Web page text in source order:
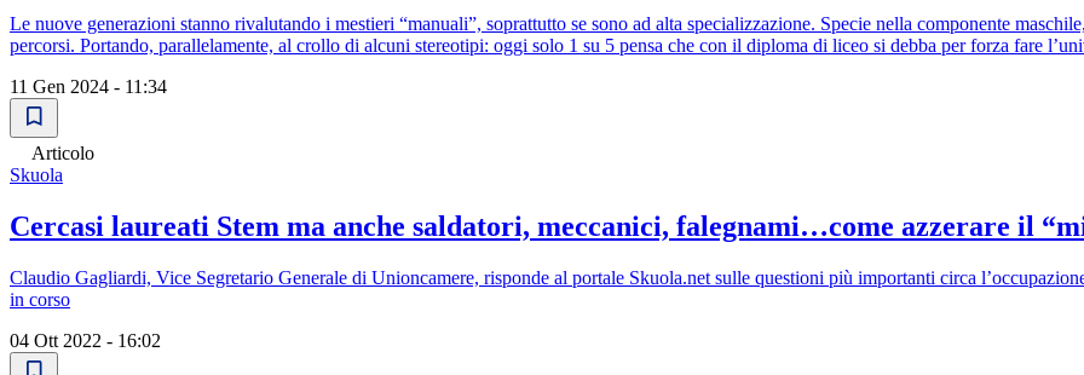
Le nuove generazioni stanno rivalutando i mestieri “manuali”, soprattutto se sono ad alta specializzazione. Specie nella componente
percorsi. Portando, parallelamente, al crollo di alcuni stereotipi: oggi solo 1 su 5 pensa che con il diploma di liceo si debba per forza fare
11 Gen 2024 - 11:34
Articolo
Skuola
Cercasi laureati Stem ma anche saldatori, meccanici, falegnami…come azzerare il
Claudio Gagliardi, Vice Segretario Generale di Unioncamere, risponde al portale Skuola.net sulle questioni più importanti circa
in corso
04 Ott 2022 - 16:02